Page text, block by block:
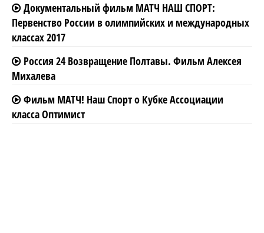
Документальный фильм МАТЧ НАШ СПОРТ:
Первенство России в олимпийских и международных
классах 2017
Россия 24 Возвращение Полтавы. Фильм Алексея
Михалева
Фильм МАТЧ! Наш Спорт о Кубке Ассоциации
класса Оптимист